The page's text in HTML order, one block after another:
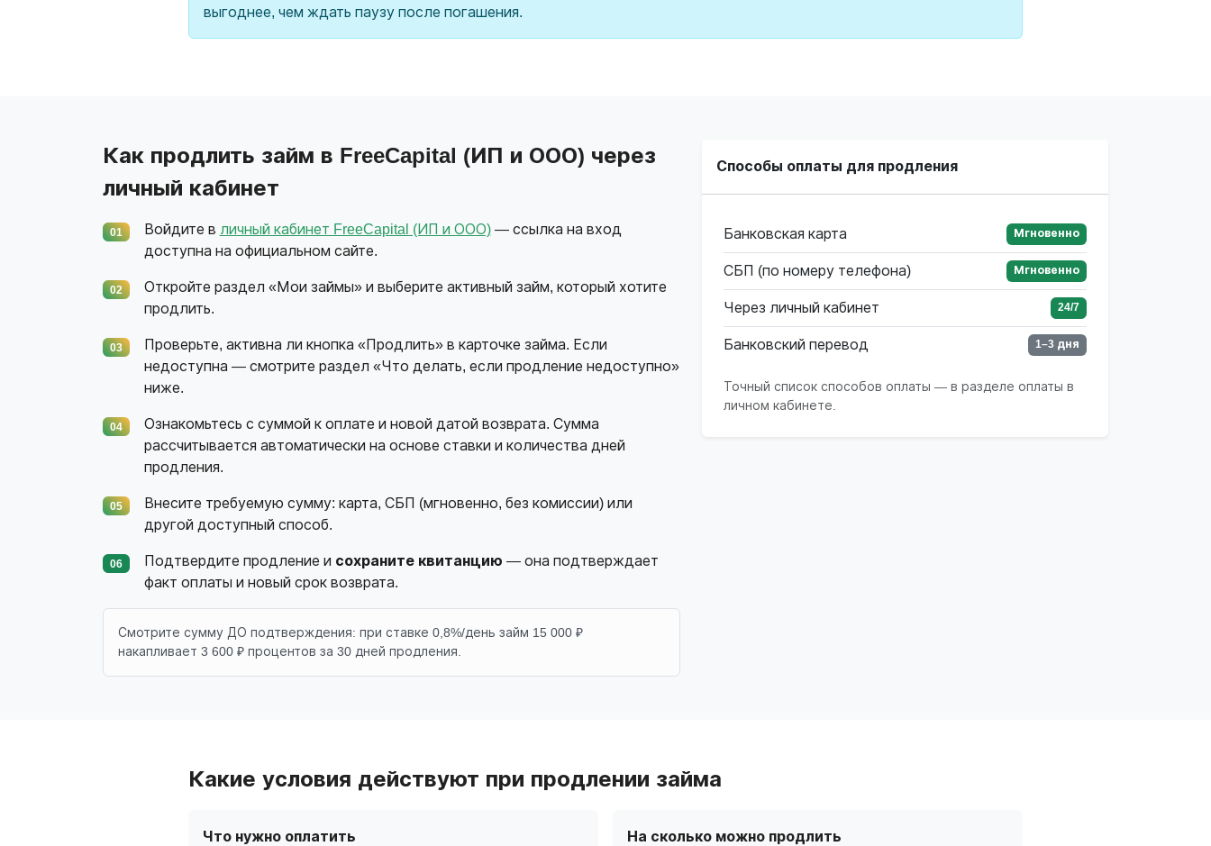
выгоднее, чем ждать паузу после погашения.
Как продлить займ в FreeCapital (ИП и ООО) через
личный кабинет
01 Войдите в личный кабинет FreeCapital (ИП и ООО)— ссылка на вход
доступна на официальном сайте.
02
Откройте раздел «Мои займы» и выберите активный займ, который хотите
продлить.
03
Проверьте, активна ли кнопка «Продлить» в карточке займа. Если
недоступна — смотрите раздел «Что делать, если продление недоступно»
ниже.
04
Ознакомьтесь с суммой к оплате и новой датой возврата. Сумма
рассчитывается автоматически на основе ставки и количества дней
продления.
05
Внесите требуемую сумму: карта, СБП (мгновенно, без комиссии) или
другой доступный способ.
06 Подтвердите продление и сохраните квитанцию — она подтверждает
факт оплаты и новый срок возврата.
Смотрите сумму ДО подтверждения: при ставке 0,8%/день займ 15 000 ₽
накапливает 3 600 ₽ процентов за 30 дней продления.
Способы оплаты для продления
Банковская карта Мгновенно
СБП (по номеру телефона) Мгновенно
Через личный кабинет 24/7
Банковский перевод 1–3 дня
Точный список способов оплаты — в разделе оплаты в
личном кабинете.
Какие условия действуют при продлении займа
Что нужно оплатить На сколько можно продлить